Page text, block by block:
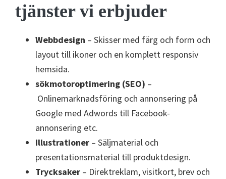
tjänster vi erbjuder
Webbdesign – Skisser med färg och form och
layout till ikoner och en komplett responsiv
hemsida.
sökmotoroptimering (SEO) –
Onlinemarknadsföring och annonsering på
Google med Adwords till Facebook-
annonsering etc.
Illustrationer – Säljmaterial och
presentationsmaterial till produktdesign.
Trycksaker – Direktreklam, visitkort, brev och